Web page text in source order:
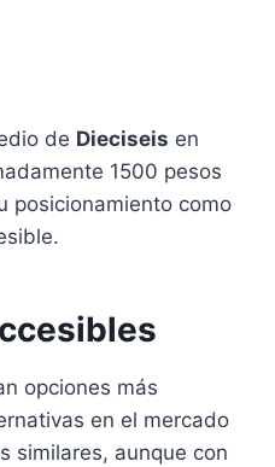
de Dieciseis en
1500 pesos
posicionamiento como
opciones más
en el mercado
similares, aunque con